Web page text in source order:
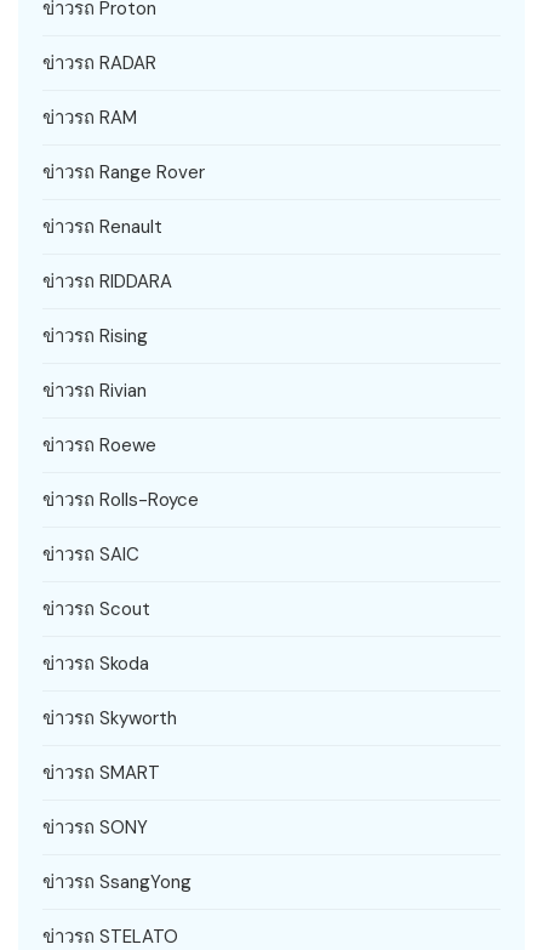
ข่าวรถ Proton
ข่าวรถ RADAR
ข่าวรถ RAM
ข่าวรถ Range Rover
ข่าวรถ Renault
ข่าวรถ RIDDARA
ข่าวรถ Rising
ข่าวรถ Rivian
ข่าวรถ Roewe
ข่าวรถ Rolls-Royce
ข่าวรถ SAIC
ข่าวรถ Scout
ข่าวรถ Skoda
ข่าวรถ Skyworth
ข่าวรถ SMART
ข่าวรถ SONY
ข่าวรถ SsangYong
ข่าวรถ STELATO